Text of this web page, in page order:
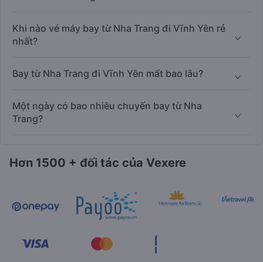
Khi nào vé máy bay từ Nha Trang đi Vĩnh Yên rẻ
nhất?
Bay từ Nha Trang đi Vĩnh Yên mất bao lâu?
Một ngày có bao nhiêu chuyến bay từ Nha
Trang?
Hơn 1500 + đối tác của Vexere